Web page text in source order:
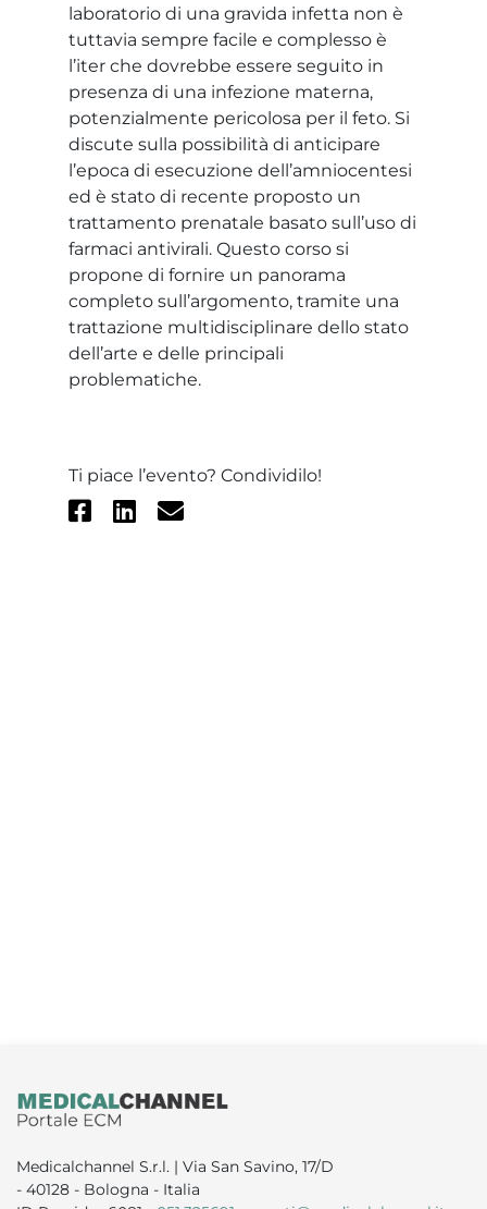
laboratorio di una gravida infetta non è
tuttavia sempre facile e complesso è
l’iter che dovrebbe essere seguito in
presenza di una infezione materna,
potenzialmente pericolosa per il feto. Si
discute sulla possibilità di anticipare
l’epoca di esecuzione dell’amniocentesi
ed è stato di recente proposto un
trattamento prenatale basato sull’uso di
farmaci antivirali. Questo corso si
propone di fornire un panorama
completo sull’argomento, tramite una
trattazione multidisciplinare dello stato
dell’arte e delle principali
problematiche.
Ti piace l’evento? Condividilo!
Medicalchannel S.r.l. | Via San Savino, 17/D
- 40128 - Bologna - Italia